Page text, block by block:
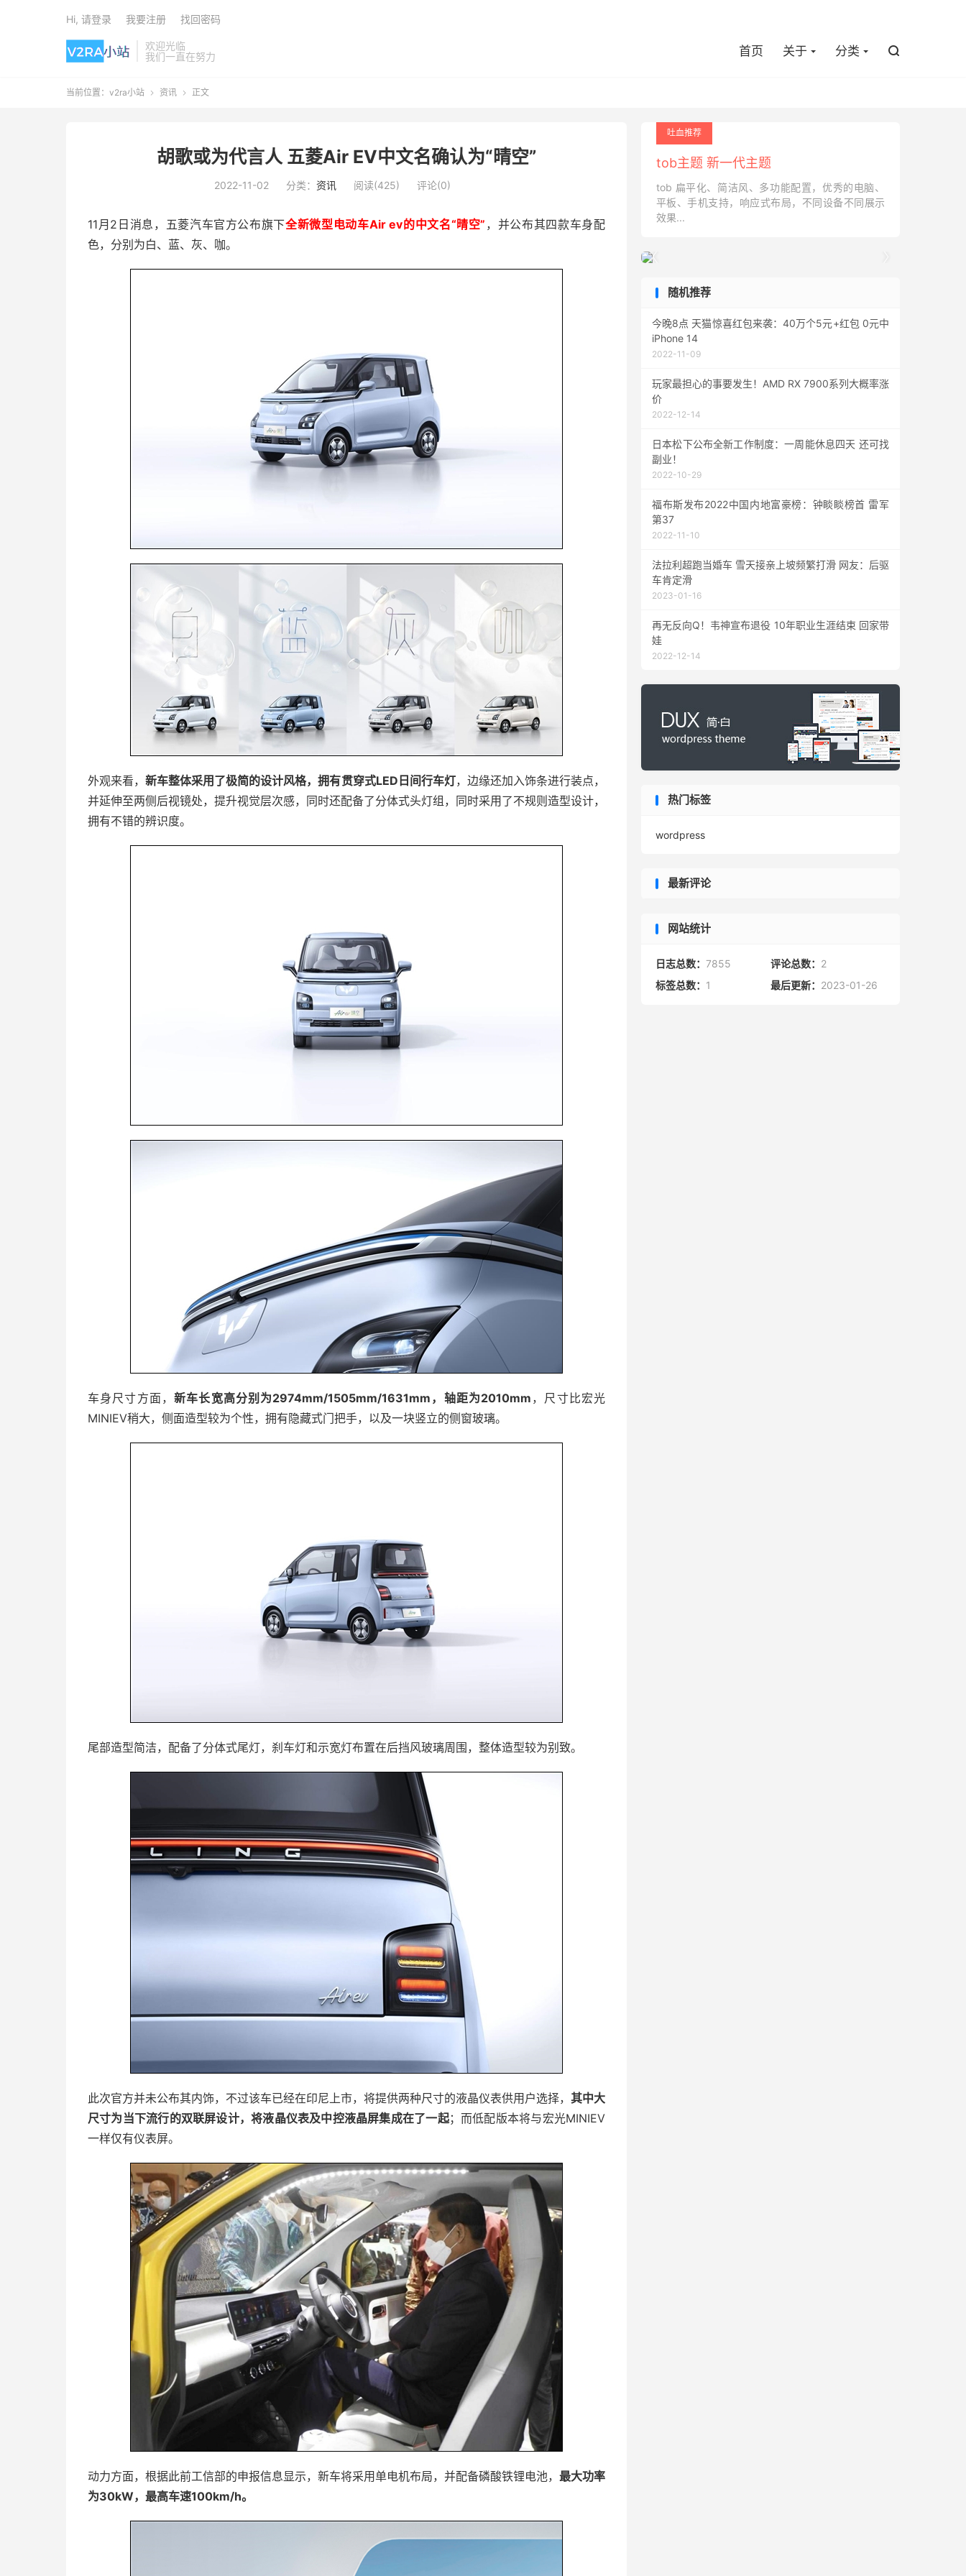
欢迎光临
我们一直在努力
首页 关于 分类 
Hi, 请登录 我要注册 找回密码
当前位置： v2ra小站  资讯  正文
胡歌或为代言人 五菱Air EV中文名确认为“晴空”
2022-11-02 分类： 资讯 阅读(425) 评论(0)
11月2日消息，五菱汽车官方公布旗下全新微型电动车Air ev的中文名“晴空” ，并公布其四款车身配
色，分别为白、蓝、灰、咖。
外观来看，新车整体采用了极简的设计风格，拥有贯穿式LED日间行车灯，边缘还加入饰条进行装点，
并延伸至两侧后视镜处，提升视觉层次感，同时还配备了分体式头灯组，同时采用了不规则造型设计，
拥有不错的辨识度。
车身尺寸方面，新车长宽高分别为2974mm/1505mm/1631mm，轴距为2010mm ，尺寸比宏光
MINIEV稍大，侧面造型较为个性，拥有隐藏式门把手，以及一块竖立的侧窗玻璃。
尾部造型简洁，配备了分体式尾灯，刹车灯和示宽灯布置在后挡风玻璃周围，整体造型较为别致。
此次官方并未公布其内饰，不过该车已经在印尼上市，将提供两种尺寸的液晶仪表供用户选择， 其中大
尺寸为当下流行的双联屏设计，将液晶仪表及中控液晶屏集成在了一起；而低配版本将与宏光MINIEV
一样仅有仪表屏。
动力方面，根据此前工信部的申报信息显示，新车将采用单电机布局，并配备磷酸铁锂电池， 最大功率
为30kW，最高车速100km/h。
吐血推荐
tob主题 新一代主题
tob 扁平化、简洁风、多功能配置，优秀的电脑、
平板、手机支持，响应式布局，不同设备不同展示
效果...

随机推荐
今晚8点 天猫惊喜红包来袭：40万个5元+红包 0元中
iPhone 14
2022-11-09
玩家最担心的事要发生！AMD RX 7900系列大概率涨
价
2022-12-14
日本松下公布全新工作制度：一周能休息四天 还可找
副业！
2022-10-29
福布斯发布2022中国内地富豪榜：钟睒睒榜首 雷军
第37
2022-11-10
法拉利超跑当婚车 雪天接亲上坡频繁打滑 网友：后驱
车肯定滑
2023-01-16
再无反向Q！韦神宣布退役 10年职业生涯结束 回家带
娃
2022-12-14
热门标签
wordpress
最新评论
网站统计
日志总数： 7855 评论总数： 2
标签总数： 1 最后更新： 2023-01-26